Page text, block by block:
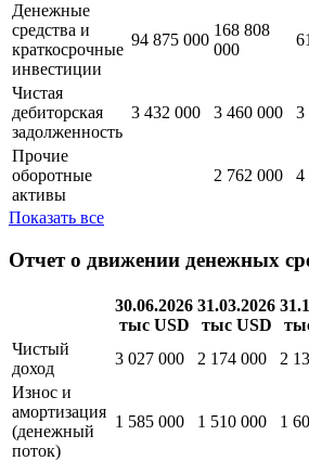
Денежные
средства и
краткосрочные
инвестиции
94 875 000
168 808
000
Чистая
дебиторская
задолженность
3 432 000 3 460 000 3
Прочие
оборотные
активы
2 762 000 4
Показать все
Отчет о движении денежных
30.06.2026
тыс USD
31.03.2026
тыс USD
Чистый
доход
3 027 000 2 174 000 2
Износ и
амортизация
(денежный
поток)
1 585 000 1 510 000 1